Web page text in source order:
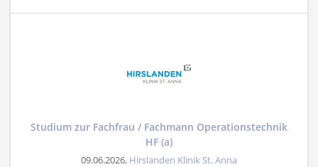
Studium zur Fachfrau / Fachmann Operationstechnik
HF (a)
09.06.2026, Hirslanden Klinik St. Anna